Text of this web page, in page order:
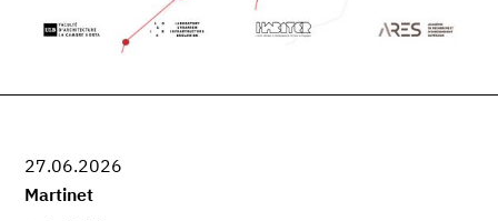
27.06.2026
Martinet